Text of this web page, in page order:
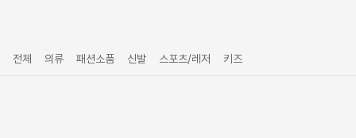
전체 의류 패션소품 신발 스포츠/레저 키즈